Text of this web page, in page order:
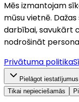
Mēs izmantojam
mūsu vietnē.
darbībai, savukārt
nodrošināt
Privātuma politika
Pielāgot iestatījumus
Tikai nepieciešamās